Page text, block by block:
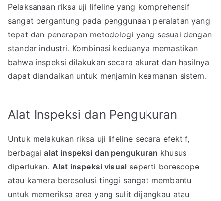
Pelaksanaan riksa uji lifeline yang komprehensif
sangat bergantung pada penggunaan peralatan yang
tepat dan penerapan metodologi yang sesuai dengan
standar industri. Kombinasi keduanya memastikan
bahwa inspeksi dilakukan secara akurat dan hasilnya
dapat diandalkan untuk menjamin keamanan sistem.
Alat Inspeksi dan Pengukuran
Untuk melakukan riksa uji lifeline secara efektif,
berbagaialat inspeksi dan pengukuran khusus
diperlukan. Alat inspeksi visual seperti borescope
atau kamera beresolusi tinggi sangat membantu
untuk memeriksa area yang sulit dijangkau atau